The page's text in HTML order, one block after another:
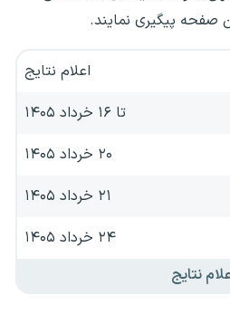
صفحه پیگیری نمایند.
اعلام نتایج
تا ۱۶ خرداد ۱۴۰۵
۲۰ خرداد ۱۴۰۵
۲۱ خرداد ۱۴۰۵
۲۴ خرداد ۱۴۰۵
نتایج